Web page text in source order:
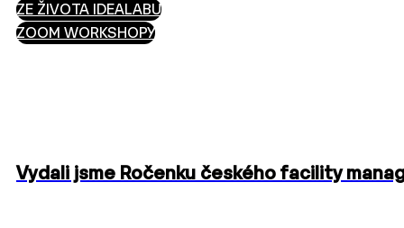
ZE ŽIVOTA IDEALABU
ZOOM WORKSHOPY
Vydali jsme Ročenku českého facility